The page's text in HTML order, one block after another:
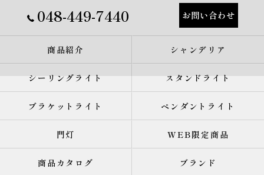
048-449-7440 お問い合わせ
商品紹介 シャンデリア
シーリングライト スタンドライト
ブラケットライト ペンダントライト
門灯 WEB限定商品
商品カタログ ブランド